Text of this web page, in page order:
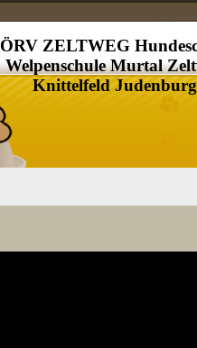
ÖRV ZELTWEG
Welpenschule Murtal
Knittelfeld Judenburg